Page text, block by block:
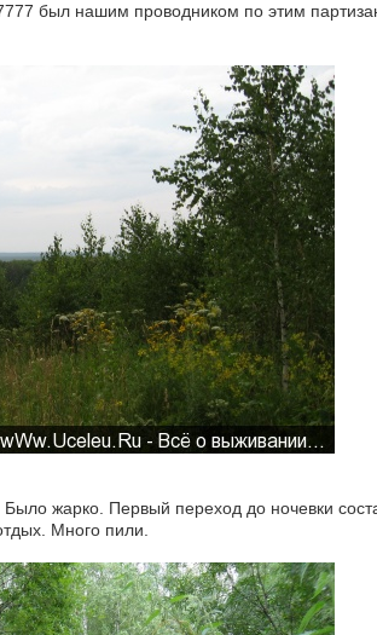
был нашим проводником по этим
жарко. Первый переход до ночевки
Много пили.